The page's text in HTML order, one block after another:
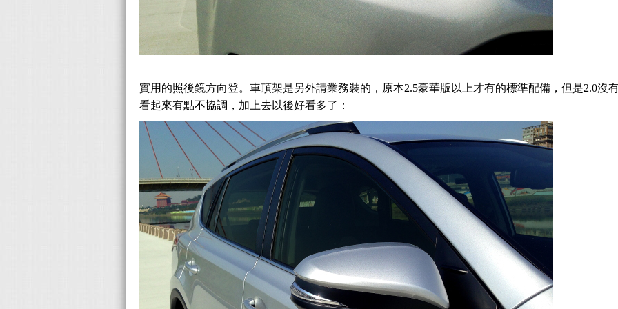
實用的照後鏡方向登。車頂架是另外請業務裝的，原本2.5豪華版以上才有的標準配備，但是2.0沒
看起來有點不協調，加上去以後好看多了：